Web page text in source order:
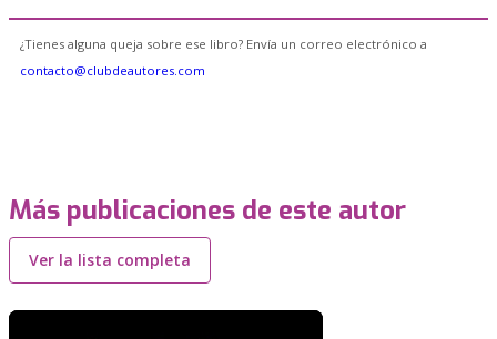
¿Tienes alguna queja sobre ese libro? Envía un correo electrónico a
contacto@clubdeautores.com
Más publicaciones de este autor
Ver la lista completa